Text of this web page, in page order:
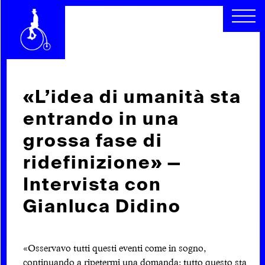
CHI SIAMO
SEGUICI
SCOPRI
RACCONTI
CERCA
INDICE
«L’idea di umanità sta
entrando in una
grossa fase di
ridefinizione» —
Intervista con
Gianluca Didino
«Osservavo tutti questi eventi come in sogno,
continuando a ripetermi una domanda: tutto questo sta